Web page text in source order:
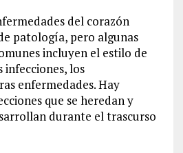
del corazón
patología, pero algunas
incluyen el estilo de
infecciones, los
enfermedades. Hay
que se heredan y
durante el trascurso